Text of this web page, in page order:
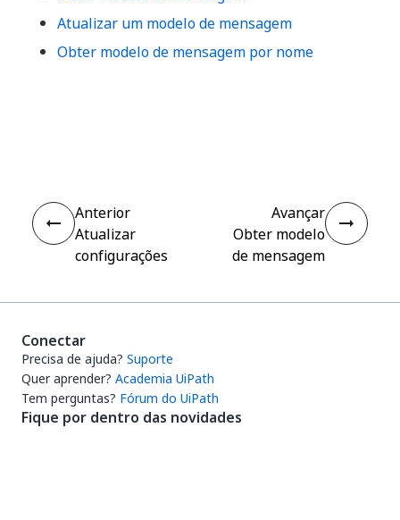
Atualizar um modelo de mensagem
Obter modelo de mensagem por nome
Anterior
Atualizar
configurações
Avançar
Obter modelo
de mensagem
Conectar
Precisa de ajuda? Suporte
Quer aprender? Academia UiPath
Tem perguntas? Fórum do UiPath
Fique por dentro das novidades